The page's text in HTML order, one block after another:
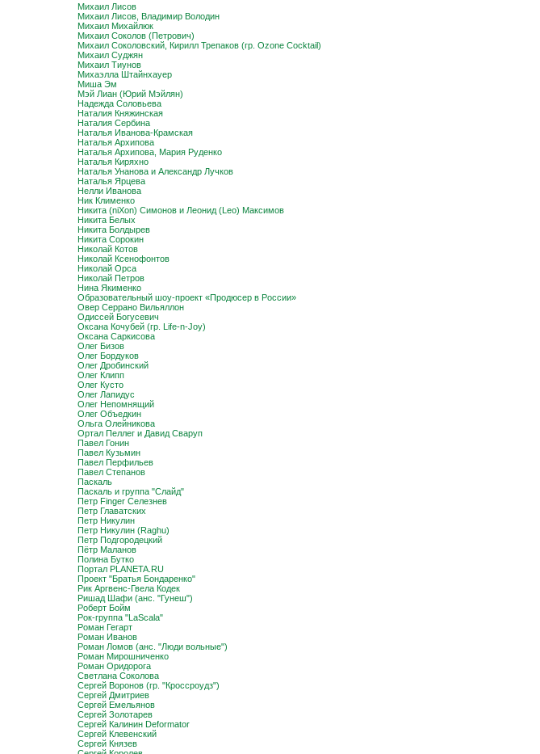
Михаил Лисов
Михаил Лисов, Владимир Володин
Михаил Михайлюк
Михаил Соколов (Петрович)
Михаил Соколовский, Кирилл Трепаков (гр. Ozone Cocktail)
Михаил Суджян
Михаил Тиунов
Михаэлла Штайнхауер
Миша Эм
Мэй Лиан (Юрий Мэйлян)
Надежда Соловьева
Наталия Княжинская
Наталия Сербина
Наталья Иванова-Крамская
Наталья Архипова
Наталья Архипова, Мария Руденко
Наталья Киряхно
Наталья Унанова и Александр Лучков
Наталья Ярцева
Нелли Иванова
Ник Клименко
Никита (niXon) Симонов и Леонид (Leo) Максимов
Никита Белых
Никита Болдырев
Никита Сорокин
Николай Котов
Николай Ксенофонтов
Николай Орса
Николай Петров
Нина Якименко
Образовательный шоу-проект «Продюсер в России»
Овер Серрано Вильяллон
Одиссей Богусевич
Оксана Кочубей (гр. Life-n-Joy)
Оксана Саркисова
Олег Бизов
Олег Бордуков
Олег Дробинский
Олег Клипп
Олег Кусто
Олег Лапидус
Олег Непомнящий
Олег Объедкин
Ольга Олейникова
Ортал Пеллег и Давид Сваруп
Павел Гонин
Павел Кузьмин
Павел Перфильев
Павел Степанов
Паскаль
Паскаль и группа "Слайд"
Петр Finger Селезнев
Петр Главатских
Петр Никулин
Петр Никулин (Raghu)
Петр Подгородецкий
Пётр Маланов
Полина Бутко
Портал PLANETA.RU
Проект "Братья Бондаренко"
Рик Аргвенс-Гвела Кодек
Ришад Шафи (анс. "Гунеш")
Роберт Бойм
Рок-группа "LaScala"
Роман Гегарт
Роман Иванов
Роман Ломов (анс. "Люди вольные")
Роман Мирошниченко
Роман Оридорога
Светлана Соколова
Сергей Воронов (гр. "Кроссроудз")
Сергей Дмитриев
Сергей Емельянов
Сергей Золотарев
Сергей Калинин Deformator
Сергей Клевенский
Сергей Князев